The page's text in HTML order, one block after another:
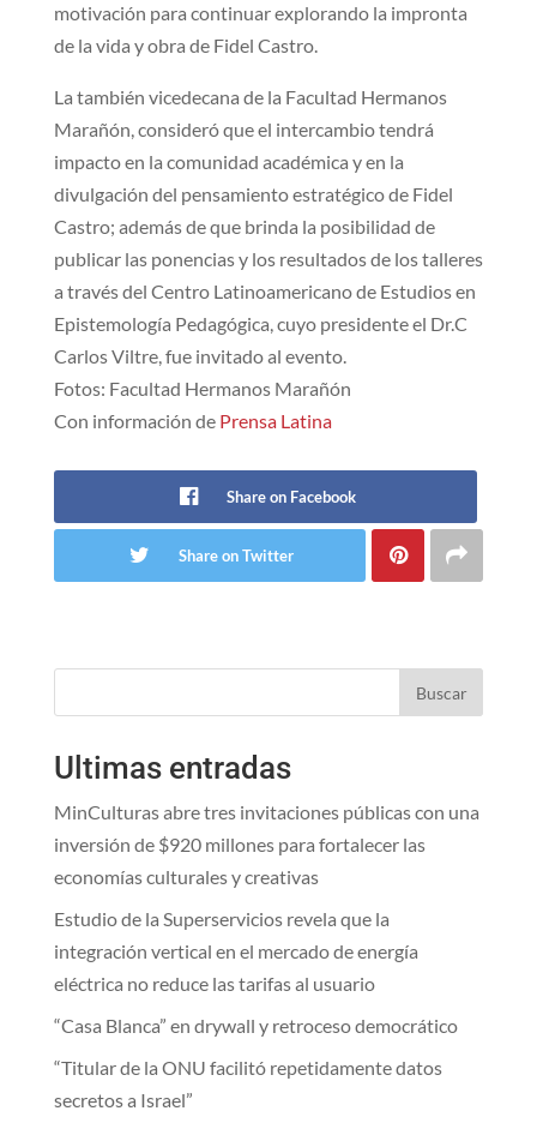
motivación para continuar explorando la impronta
de la vida y obra de Fidel Castro.
La también vicedecana de la Facultad Hermanos
Marañón, consideró que el intercambio tendrá
impacto en la comunidad académica y en la
divulgación del pensamiento estratégico de Fidel
Castro; además de que brinda la posibilidad de
publicar las ponencias y los resultados de los talleres
a través del Centro Latinoamericano de Estudios en
Epistemología Pedagógica, cuyo presidente el Dr.C
Carlos Viltre, fue invitado al evento.
Fotos: Facultad Hermanos Marañón
Con información de Prensa Latina
Share on Facebook
Share on Twitter
Buscar
Ultimas entradas
MinCulturas abre tres invitaciones públicas con una
inversión de $920 millones para fortalecer las
economías culturales y creativas
Estudio de la Superservicios revela que la
integración vertical en el mercado de energía
eléctrica no reduce las tarifas al usuario
“Casa Blanca” en drywall y retroceso democrático
“Titular de la ONU facilitó repetidamente datos
secretos a Israel”